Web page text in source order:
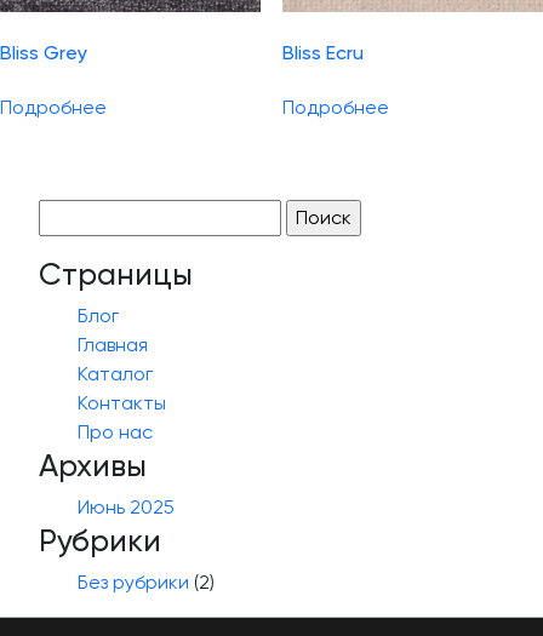
Bliss Grey
Подробнее
Bliss Ecru
Подробнее
Страницы
Блог
Главная
Каталог
Контакты
Про нас
Архивы
Июнь 2025
Рубрики
Без рубрики (2)